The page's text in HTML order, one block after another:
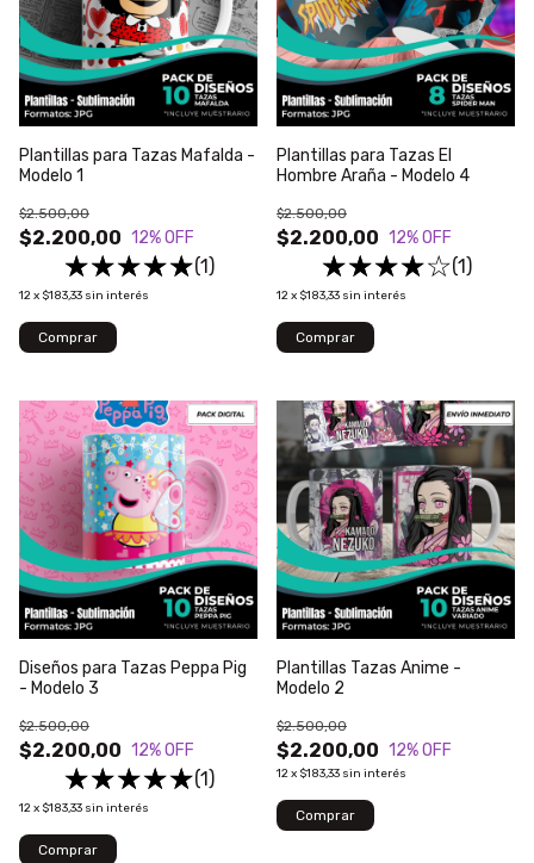
Plantillas para Tazas Mafalda -
Modelo 1
$2.200,00
$2.500,00
12% OFF
(1)
12x $183,33 sin interés
Plantillas para Tazas El
Hombre Araña - Modelo 4
$2.200,00
$2.500,00
12% OFF
(1)
12x $183,33 sin interés
Diseños para Tazas Peppa Pig
- Modelo 3
$2.200,00
$2.500,00
12% OFF
(1)
12x $183,33 sin interés
Plantillas Tazas Anime -
Modelo 2
$2.200,00
$2.500,00
12% OFF
12x $183,33 sin interés